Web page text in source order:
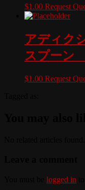
$1.00 Request
アディク
スプーン
$1.00 Request
logged in